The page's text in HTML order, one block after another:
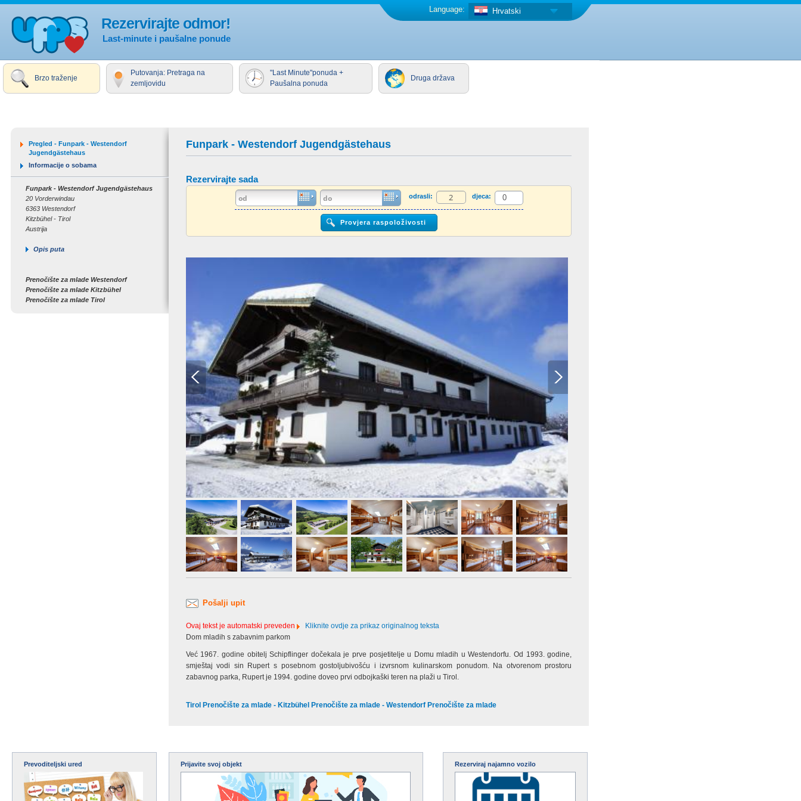
Rezervirajte odmor!
Last-minute i paušalne ponude
Hrvatski
Language:
Brzo traženje
Putovanja: Pretraga na
zemljovidu
"Last Minute"ponuda +
Paušalna ponuda
Druga država
Funpark - Westendorf Jugendgästehaus
Rezervirajte sada
odrasli: djeca:
Pošalji upit
Ovaj tekst je automatski preveden
Kliknite ovdje za prikaz originalnog teksta
Dom mladih s zabavnim parkom
Već 1967. godine obitelj Schipflinger dočekala je prve posjetitelje u Domu mladih u Westendorfu. Od 1993. godine,
smještaj vodi sin Rupert s posebnom gostoljubivošću i izvrsnom kulinarskom ponudom. Na otvorenom prostoru
zabavnog parka, Rupert je 1994. godine doveo prvi odbojkaški teren na plaži u Tirol.
Tirol Prenočište za mlade - Kitzbühel Prenočište za mlade - Westendorf Prenočište za mlade
Pregled - Funpark - Westendorf
Jugendgästehaus
Informacije o sobama
Funpark - Westendorf Jugendgästehaus
20 Vorderwindau
6363 Westendorf
Kitzbühel - Tirol
Austrija
Opis puta
Prenočište za mlade Westendorf
Prenočište za mlade Kitzbühel
Prenočište za mlade Tirol
Prevoditeljski ured Prijavite svoj objekt Rezerviraj najamno vozilo